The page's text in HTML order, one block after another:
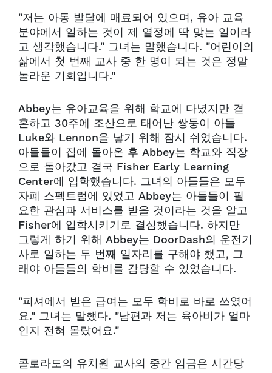
"저는 아동 발달에 매료되어 있으며, 유아 교육
분야에서 일하는 것이 제 열정에 딱 맞는 일이라
고 생각했습니다." 그녀는 말했습니다. "어린이의
삶에서 첫 번째 교사 중 한 명이 되는 것은 정말
놀라운 기회입니다."
Abbey는 유아교육을 위해 학교에 다녔지만 결
혼하고 30주에 조산으로 태어난 쌍둥이 아들
Luke와 Lennon을 낳기 위해 잠시 쉬었습니다.
아들들이 집에 돌아온 후 Abbey는 학교와 직장
으로 돌아갔고 결국 Fisher Early Learning
Center에 입학했습니다. 그녀의 아들들은 모두
자폐 스펙트럼에 있었고 Abbey는 아들들이 필
요한 관심과 서비스를 받을 것이라는 것을 알고
Fisher에 입학시키기로 결심했습니다. 하지만
그렇게 하기 위해 Abbey는 DoorDash의 운전기
사로 일하는 두 번째 일자리를 구해야 했고, 그
래야 아들들의 학비를 감당할 수 있었습니다.
"피셔에서 받은 급여는 모두 학비로 바로 쓰였어
요." 그녀는 말했다. "남편과 저는 육아비가 얼마
인지 전혀 몰랐어요."
콜로라도의 유치원 교사의 중간 임금은 시간당